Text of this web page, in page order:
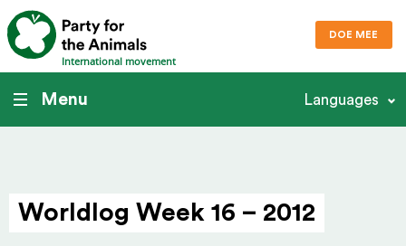
International movement
DOE MEE
Menu Languages
Worldlog Week 16 – 2012